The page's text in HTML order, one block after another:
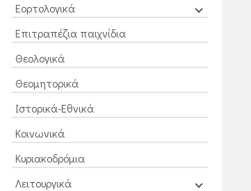
Εορτολογικά
Επιτραπέζια παιχνίδια
Θεολογικά
Θεομητορικά
Ιστορικά-Εθνικά
Κοινωνικά
Κυριακοδρόμια
Λειτουργικά